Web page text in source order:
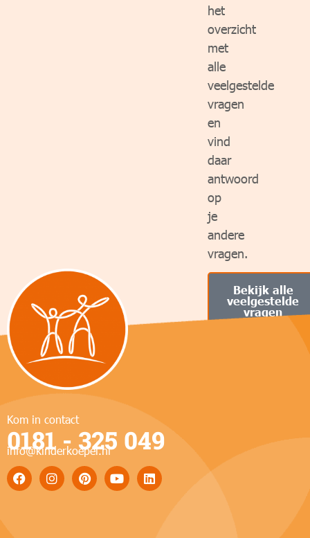
het
overzicht
met
alle
veelgestelde
vragen
en
vind
daar
antwoord
op
je
andere
vragen.
Bekijk alle
veelgestelde
vragen
Kom in contact
0181 - 325 049
info@kinderkoepel.nl